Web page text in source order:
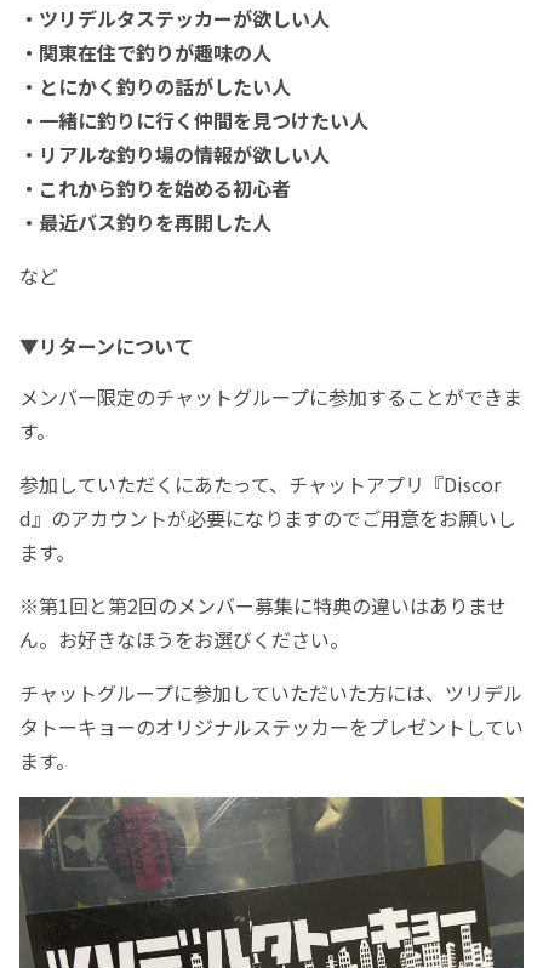
・ツリデルタステッカーが欲しい人
・関東在住で釣りが趣味の人
・とにかく釣りの話がしたい人
・一緒に釣りに行く仲間を見つけたい人
・リアルな釣り場の情報が欲しい人
・これから釣りを始める初心者
・最近バス釣りを再開した人
など
▼リターンについて
メンバー限定のチャットグループに参加することができま
す。
参加していただくにあたって、チャットアプリ『Discor
d』のアカウントが必要になりますのでご用意をお願いし
ます。
※第1回と第2回のメンバー募集に特典の違いはありませ
ん。お好きなほうをお選びください。
チャットグループに参加していただいた方には、ツリデル
タトーキョーのオリジナルステッカーをプレゼントしてい
ます。